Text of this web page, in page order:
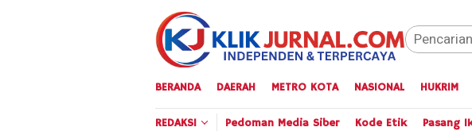
BERANDA DAERAH METRO KOTA NASIONAL HUKRIM
REDAKSI Pedoman Media Siber Kode Etik Pasang